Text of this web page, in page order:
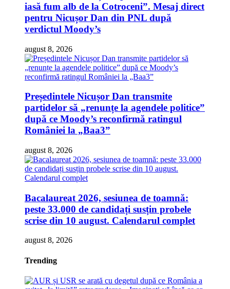
iasă fum alb de la Cotroceni”. Mesaj direct
pentru Nicușor Dan din PNL după
verdictul Moody’s
august 8, 2026
Președintele Nicușor Dan transmite
partidelor să „renunțe la agendele politice”
după ce Moody’s reconfirmă ratingul
României la „Baa3”
august 8, 2026
Bacalaureat 2026, sesiunea de toamnă:
peste 33.000 de candidați susțin probele
scrise din 10 august. Calendarul complet
august 8, 2026
Trending